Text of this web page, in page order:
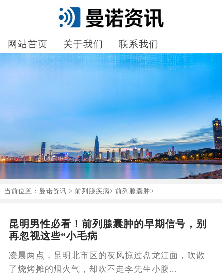
网站首页 关于我们 联系我们
当前位置： 曼诺资讯 > 前列腺疾病> 前列腺囊肿>
昆明男性必看！前列腺囊肿的早期信号，别
再忽视这些“小毛病
凌晨两点，昆明北市区的夜风掠过盘龙江面，吹散
了烧烤摊的烟火气，却吹不走李先生小腹...